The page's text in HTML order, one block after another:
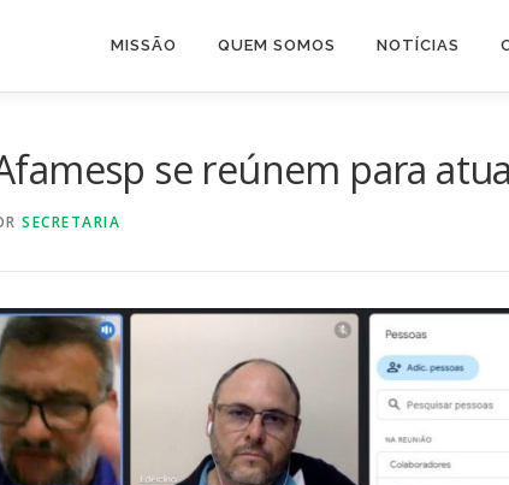
MISSÃO QUEM SOMOS NOTÍCIAS
se reúnem para
SECRETARIA